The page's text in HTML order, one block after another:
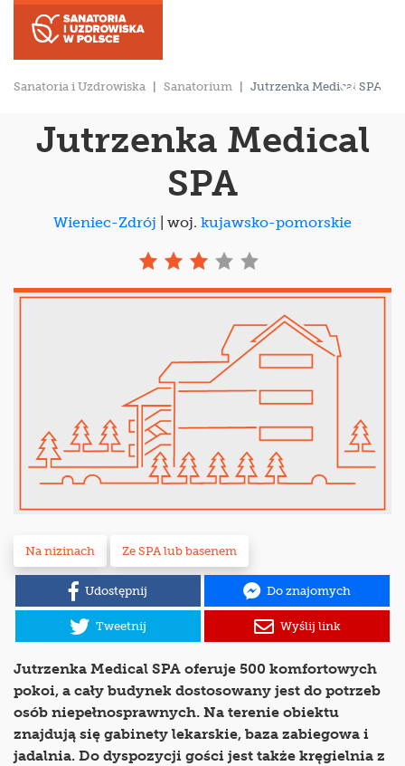
Sanatoria i Uzdrowiska Sanatorium Jutrzenka Medical SPA
Jutrzenka Medical
SPA
Wieniec-Zdrój | woj. kujawsko-pomorskie
Na nizinach Ze SPA lub basenem
Udostępnij Do znajomych
Tweetnij Wyślij link
Jutrzenka Medical SPA oferuje 500 komfortowych
pokoi, a cały budynek dostosowany jest do potrzeb
osób niepełnosprawnych. Na terenie obiektu
znajdują się gabinety lekarskie, baza zabiegowa i
jadalnia. Do dyspozycji gości jest także kręgielnia z